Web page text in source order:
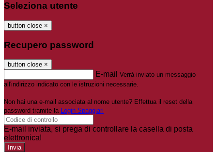
Seleziona utente
button close ×
Recupero password
button close ×
E-mail Verrà inviato un messaggio
all'indirizzo indicato con le istruzioni necessarie.
Non hai una e-mail associata al nome utente? Effettua il reset della
password tramite la Login Spaggiari
E-mail inviata, si prega di controllare la casella di posta
elettronica!